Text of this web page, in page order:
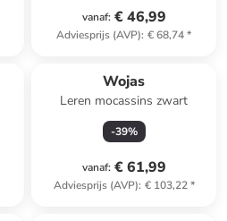
vanaf: € 46,99
Adviesprijs (AVP): € 68,74*
Wojas
Leren mocassins zwart
-39%
vanaf: € 61,99
Adviesprijs (AVP): € 103,22*